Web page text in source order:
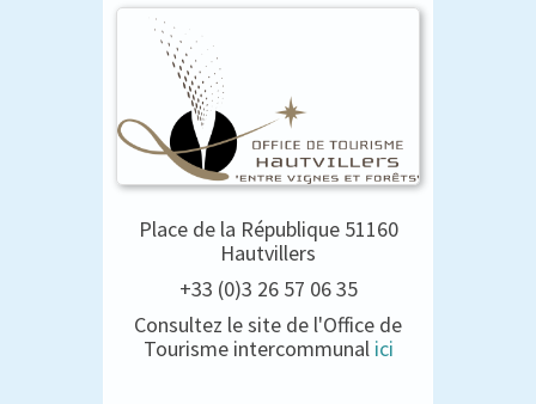
Place de la République 51160
Hautvillers
+33 (0)3 26 57 06 35
Consultez le site de l'Office de
Tourisme intercommunal ici